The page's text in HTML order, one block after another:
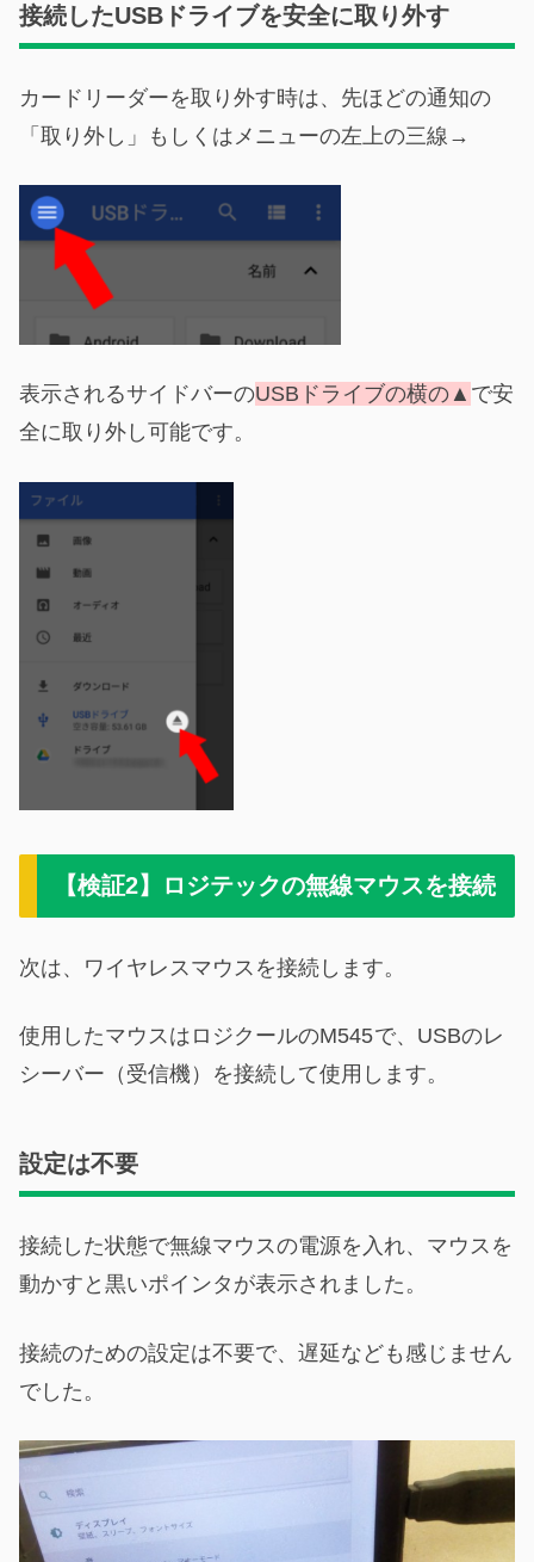
接続したUSBドライブを安全に取り外す
カードリーダーを取り外す時は、先ほどの通知の
「取り外し」もしくはメニューの左上の三線→
表示されるサイドバーのUSBドライブの横の▲ で安
全に取り外し可能です。
【検証2】ロジテックの無線マウスを接続
次は、ワイヤレスマウスを接続します。
使用したマウスはロジクールのM545で、USBのレ
シーバー（受信機）を接続して使用します。
設定は不要
接続した状態で無線マウスの電源を入れ、マウスを
動かすと黒いポインタが表示されました。
接続のための設定は不要で、遅延なども感じません
でした。